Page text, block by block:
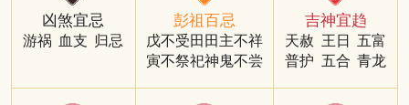
凶煞宜忌
游祸 血支 归忌
彭祖百忌
戊不受田田主不祥
寅不祭祀神鬼不尝
吉神宜趋
天赦 王日
五富
普护 五合 青龙